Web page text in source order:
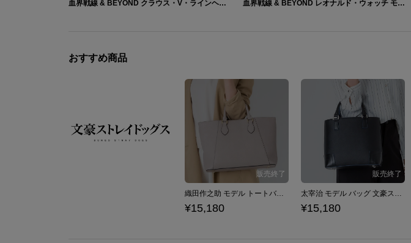
血界戦線 & BEYOND クラウス・V・ラインヘルツ モデル バッグ 血界戦線 & BEYOND レオナルド・ウォッチ モデル バッグ
おすすめ商品
織田作之助 モデル トートバッグ 文豪ストレイドッグス 黒の時代
¥15,180
太宰治 モデル バッグ 文豪ストレイドッグス 黒の時代
¥15,180